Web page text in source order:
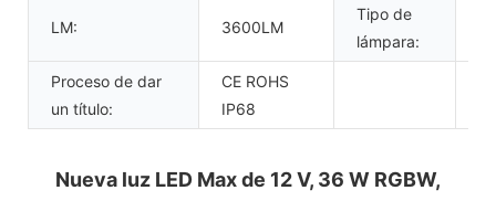
LM: 3600LM
Tipo de
lámpara:
Proceso de dar
un título:
CE ROHS
IP68
Nueva luz LED Max de 12 V, 36 W RGBW,